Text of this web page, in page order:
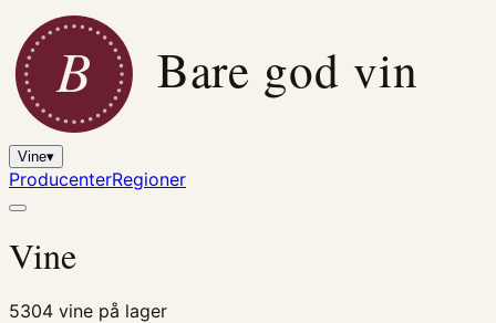
B Bare god vin
Vine▾
ProducenterRegioner
Vine
5304 vine på lager